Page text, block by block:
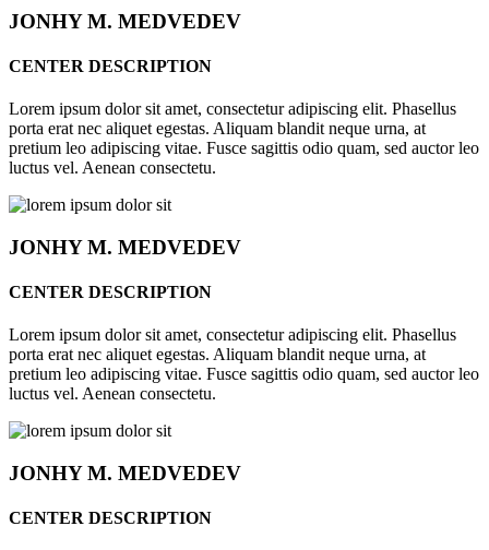
JONHYM. MEDVEDEV
CENTER DESCRIPTION
Lorem ipsum dolor sit amet, consectetur adipiscing elit. Phasellus
porta erat nec aliquet egestas. Aliquam blandit neque urna, at
pretium leo adipiscing vitae. Fusce sagittis odio quam, sed auctor leo
luctus vel. Aenean consectetu.
JONHYM. MEDVEDEV
CENTER DESCRIPTION
Lorem ipsum dolor sit amet, consectetur adipiscing elit. Phasellus
porta erat nec aliquet egestas. Aliquam blandit neque urna, at
pretium leo adipiscing vitae. Fusce sagittis odio quam, sed auctor leo
luctus vel. Aenean consectetu.
JONHYM. MEDVEDEV
CENTER DESCRIPTION